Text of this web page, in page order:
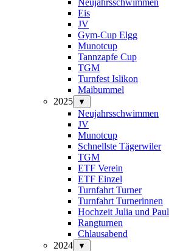
Eis
JV
Gym-Cup Elgg
Munotcup
Tannzapfe Cup
TGM
Turnfest Islikon
Maibummel
2025
▼
Neujahrsschwimmen
JV
Munotcup
Schnellste Tägerwiler
TGM
ETF Verein
ETF Einzel
Turnfahrt Turner
Turnfahrt Turnerinnen
Hochzeit Julia und Paul
Rangturnen
Chlausabend
2024
▼